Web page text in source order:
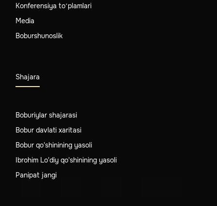
Konferensiya to‘plamlari
Media
Boburshunoslik
Shajara
Boburiylar shajarasi
Bobur davlati xaritasi
Bobur qo'shinining yasoli
Ibrohim Lo'diy qo'shinining yasoli
Panipat jangi